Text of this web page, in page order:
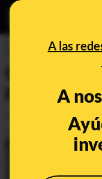
A las
A
PREBUNKING
Qué son
por qué
Oct 25, 2021,